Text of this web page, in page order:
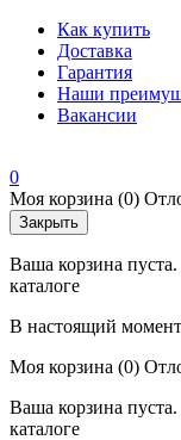
Как купить
Доставка
Гарантия
Наши
Вакансии
0
Моя корзина (0)
Закрыть
Ваша корзина
каталоге
В настоящий
Моя корзина (0)
Ваша корзина
каталоге